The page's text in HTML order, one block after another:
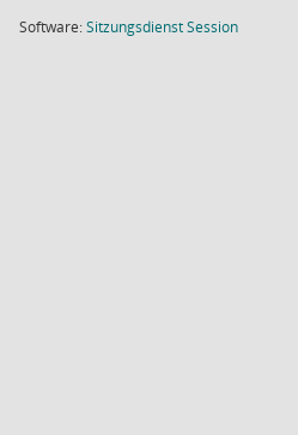
Software:SitzungsdienstSession(Wird in